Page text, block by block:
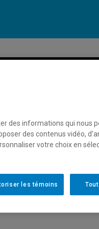
professionnelles
de
des informations qui nous
des contenus vidéo,
votre choix en
les témoins